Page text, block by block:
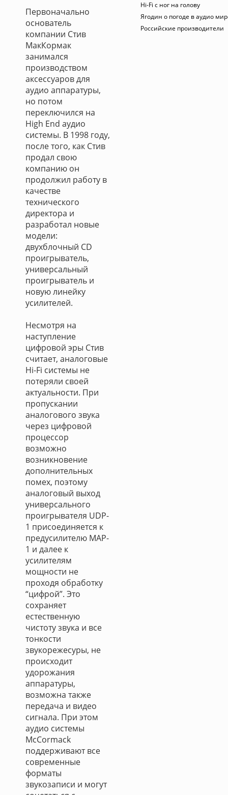
Первоначально
основатель
компании Стив
МакКормак
занимался
производством
аксессуаров для
аудио аппаратуры,
но потом
переключился на
High End аудио
системы. В 1998 году,
после того, как Стив
продал свою
компанию он
продолжил работу в
качестве
технического
директора и
разработал новые
модели:
двухблочный CD
проигрыватель,
универсальный
проигрыватель и
новую линейку
усилителей.
Несмотря на
наступление
цифровой эры Стив
считает, аналоговые
Hi-Fi системы не
потеряли своей
актуальности. При
пропускании
аналогового звука
через цифровой
процессор
возможно
возникновение
дополнительных
помех, поэтому
аналоговый выход
универсального
проигрывателя UDP-
1 присоединяется к
предусилителю MAP-
1 и далее к
усилителям
мощности не
проходя обработку
“цифрой”. Это
сохраняет
естественную
чистоту звука и все
тонкости
звукорежесуры, не
происходит
удорожания
аппаратуры,
возможна также
передача и видео
сигнала. При этом
аудио системы
McCormack
поддерживают все
современные
форматы
звукозаписи и могут
Hi-Fi с ног на голову
Ягодин о погоде в аудио
Российские производители